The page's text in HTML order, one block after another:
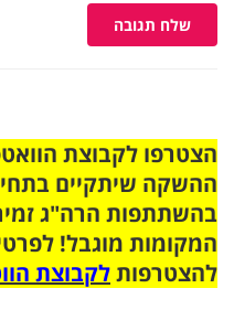
שלח תגובה
ההשקה שיתקיים
בהשתתפות הרה"ג
המקומות מוגבל!
להצטרפותלקבוצת